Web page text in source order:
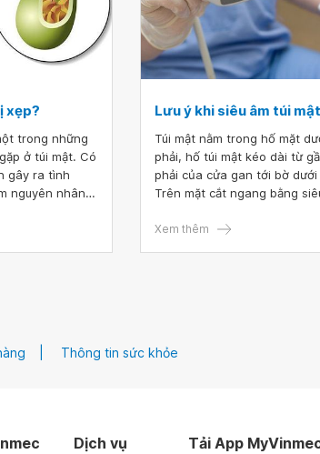
xẹp?
trong những
ở túi mật. Có
gây ra tình
nguyên nhân
trường hợp cụ
Lưu ý khi siêu âm túi mật
Túi mật nằm trong hố mặt
phải, hố túi mật kéo dài từ
phải của cửa gan tới bờ dưới
Trên mặt cắt ngang bằng
trong rãnh liên thùy chính,
pháp chẩn đoán hình ảnh
Xem thêm
Thông tin sức khỏe
Dịch vụ Tải App